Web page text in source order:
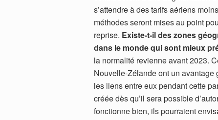
s’attendre à des tarifs aériens
méthodes seront mises au point
reprise. Existe-t-il des zones
dans le monde qui sont mieux
la normalité revienne avant 2023.
Nouvelle-Zélande ont un
les liens entre eux pendant cette
créée dès qu’il sera possible
fonctionne bien, ils pourraient